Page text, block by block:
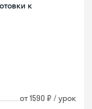
к
от 1590 ₽ / урок